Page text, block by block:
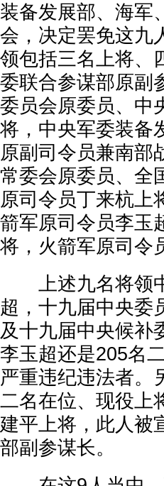
装备发展部、海军
会，决定罢免这九
领包括三名上将、
委联合参谋部原副
委员会原委员、中
将，中央军委装备
原副司令员兼南部
常委会原委员、全
原司令员丁来杭上
箭军原司令员李玉
将，火箭军原司令
上述九名将领中
超，十九届中央委
及十九届中央候补
李玉超还是205名
严重违纪违法者。
二名在位、现役上
建平上将，此人被
部副参谋长。